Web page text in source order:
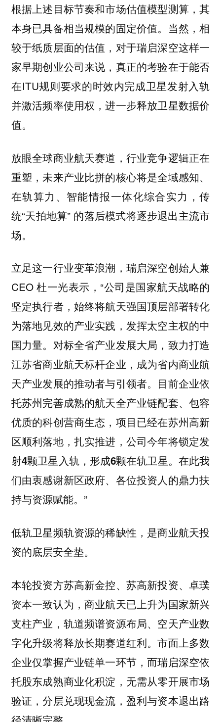
根据上述目标节奏和市场估值模型测算，其
本身已具备相当规模的固定价值。当然，相
较于纸质层面的估值，对于瑞启深空这样一
家早期创业公司来说，真正的考验在于能否
在ITU规则要求的时效内完成卫星发射入轨
并激活频率使用权，进一步释放卫星数据价
值。
放眼全球商业航天赛道，行业竞争逻辑正在
重塑，未来产业比拼的核心将是全域感知、
在轨算力、智能情报一体化综合实力，传
统“天拍地算” 的落后模式将逐步退出主流市
场。
立足这一行业变革浪潮，瑞启深空创始人兼
CEO 杜一光表示，“公司是国家航天战略的
坚定执行者，始终将航天强国顶层部署转化
为落地见效的产业实践，发挥太空主权的中
国力量。对标全省产业发展大局，致力打造
江苏省商业航天标杆企业，成为省内商业航
天产业发展的推动者与引领者。 目前企业依
托苏州完善成熟的航天全产业链配套、包容
优质的科创营商生态，项目已经在苏州高新
区顺利落地，扎实推进，公司今年将锁定发
射4颗卫星入轨，形成6颗在轨卫星。 在此我
们由衷感谢新区政府、各位投资人的鼎力扶
持与资源赋能。”
低轨卫星频轨资源的稀缺性，是商业航天投
资的底层安全垫。
本轮投资方苏高新金控、苏高新投资、卓璞
资本一致认为，商业航天已上升为国家新兴
支柱产业，轨道频谱资源布局、空天产业数
字化升级将释放长期赛道红利。市面上多数
企业仅掌握产业链单一环节，而瑞启深空依
托股东成熟商业化积淀，无需从零开展市场
验证，分层兑现现金流，盈利与资本退出路